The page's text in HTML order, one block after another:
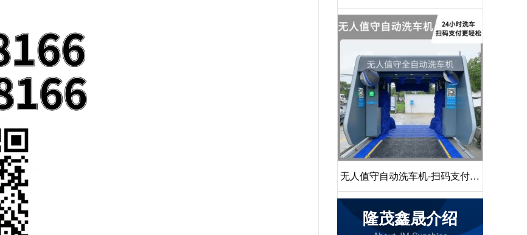
启动清洗[隆茂鑫晟]
无人值守自动洗车机-扫码支付24
小时不停机洗车[隆茂鑫晟]
隆茂鑫晟介绍